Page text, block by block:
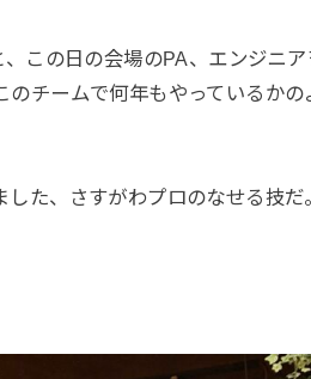
この日の会場のPA、エンジニ
チームで何年もやっているかの
た、さすがわプロのなせる技だ